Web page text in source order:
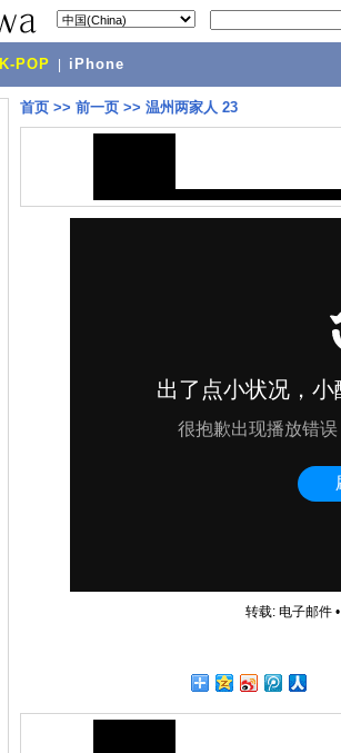
K-POP iPhone
首页 >> 前一页 >> 温州两家人 23
转载: 电子邮件•